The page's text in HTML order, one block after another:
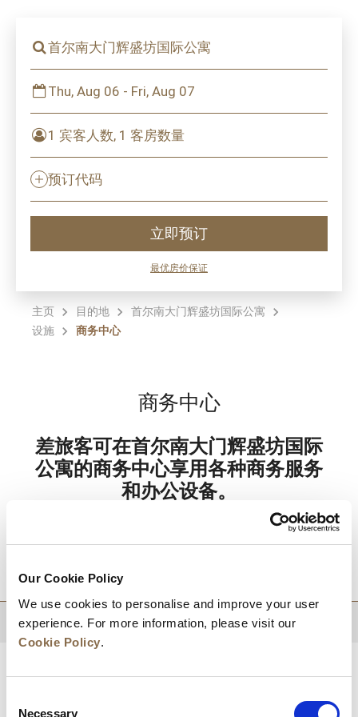
Our Cookie Policy
We use cookies to personalise and improve your user
experience. For more information, please visit our
Cookie Policy.
Necessary
首尔南大门辉盛坊国际公寓
Thu, Aug 06 - Fri, Aug 07
1 宾客人数, 1 客房数量
预订代码
立即预订
最优房价保证
主页 目的地
首尔南大门辉盛坊国际公寓
设施
商务中心
商务中心
差旅客可在首尔南大门辉盛坊国际
公寓的商务中心享用各种商务服务
和办公设备。
目的地